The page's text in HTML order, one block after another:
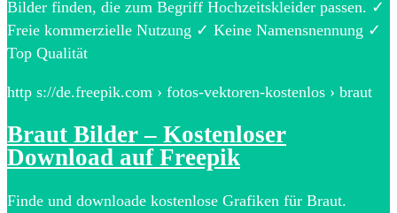
Bilder finden, die zum Begriff Hochzeitskleider passen. ✓
Freie kommerzielle Nutzung ✓ Keine Namensnennung ✓
Top Qualität
http s://de.freepik.com › fotos-vektoren-kostenlos › braut
Braut Bilder – Kostenloser
Download auf Freepik
Finde und downloade kostenlose Grafiken für Braut.